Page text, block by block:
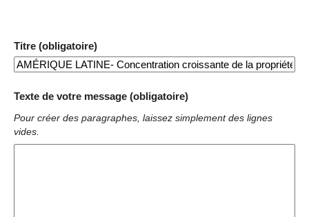
Titre (obligatoire)
Texte de votre message (obligatoire)
Pour créer des paragraphes, laissez simplement des lignes
vides.